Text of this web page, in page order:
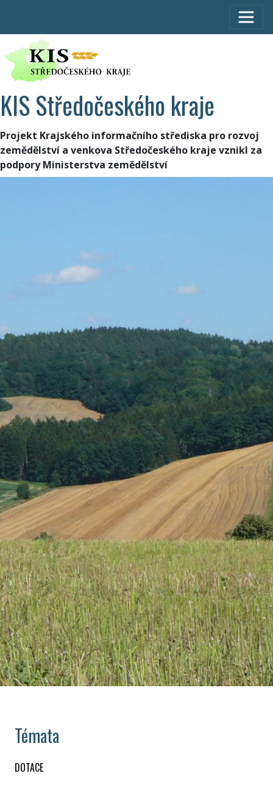
KIS Středočeského kraje
Projekt Krajského informačního střediska pro rozvoj
zemědělství a venkova Středočeského kraje vznikl za
podpory Ministerstva zemědělství
Témata
DOTACE